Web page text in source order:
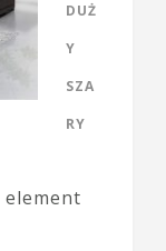
DUŻ
Y
SZA
RY